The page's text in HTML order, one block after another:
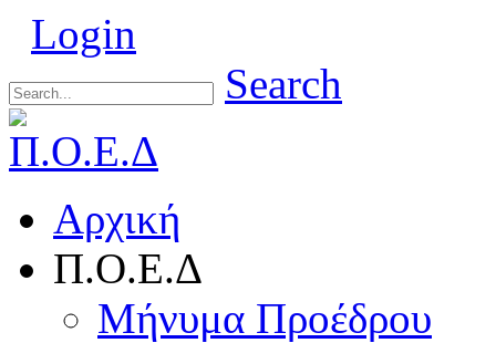
Login
Search
Αρχική
Π.Ο.Ε.Δ
Μήνυμα Προέδρου